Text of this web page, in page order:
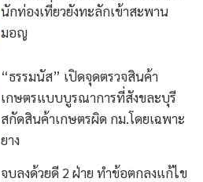
นักท่องเที่ยวยังทะลักเข้าสะพาน
มอญ
“ธรรมนัส” เปิดจุดตรวจสินค้า
เกษตรแบบบูรณาการที่สังขละบุรี
สกัดสินค้าเกษตรผิด กม.โดยเฉพาะ
ยาง
จบลงด้วยดี 2 ฝ่าย ทำข้อตกลงแก้ไข